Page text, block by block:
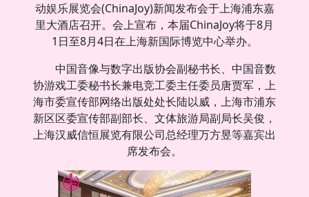
动娱乐展览会(ChinaJoy)新闻发布会于上海浦东嘉
里大酒店召开。会上宣布，本届ChinaJoy将于8月
1日至8月4日在上海新国际博览中心举办。
中国音像与数字出版协会副秘书长、中国音数
协游戏工委秘书长兼电竞工委主任委员唐贾军，上
海市委宣传部网络出版处处长陆以威，上海市浦东
新区区委宣传部副部长、文体旅游局副局长吴俊，
上海汉威信恒展览有限公司总经理万方昱等嘉宾出
席发布会。